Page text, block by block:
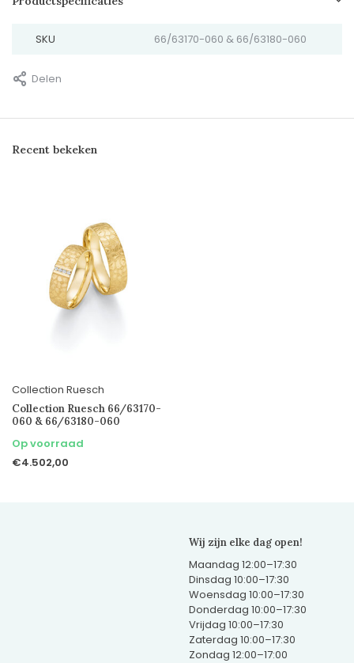
SKU 66/63170-060 & 66/63180-060
Delen
Recent bekeken
Collection Ruesch
Collection Ruesch 66/63170-
060 & 66/63180-060
Op voorraad
€4.502,00
Wij zijn elke dag open!
Maandag 12:00–17:30
Dinsdag 10:00–17:30
Woensdag 10:00–17:30
Donderdag 10:00–17:30
Vrijdag 10:00–17:30
Zaterdag 10:00–17:30
Zondag 12:00–17:00